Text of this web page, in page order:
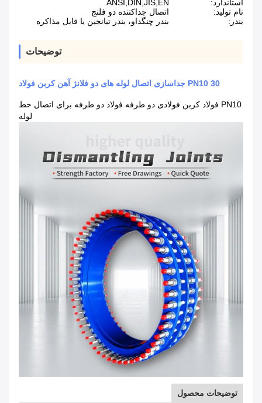
استاندارد:
ANSI,DIN,JIS,EN
نام تولید:
اتصال جداکننده دو فلنج
بندر:
بندر چنگداو، بندر تیانجین یا قابل مذاکره
توضیحات
PN10 30 جداسازی اتصال لوله های دو فلانژ آهن کربن فولاد
PN10 فولاد کربن فولادی دو طرفه فولاد دو طرفه برای اتصال خط
لوله
توضیحات محصول